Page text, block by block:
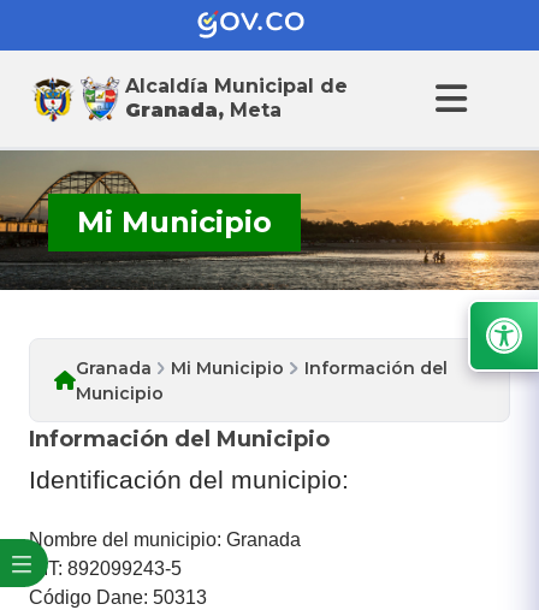
Alcaldía Municipal de
Granada, Meta
Mi Municipio
Granada Mi Municipio
Información del
Municipio
Información del Municipio
Identificación del municipio:
Nombre del municipio: Granada
NIT: 892099243-5
Código Dane: 50313